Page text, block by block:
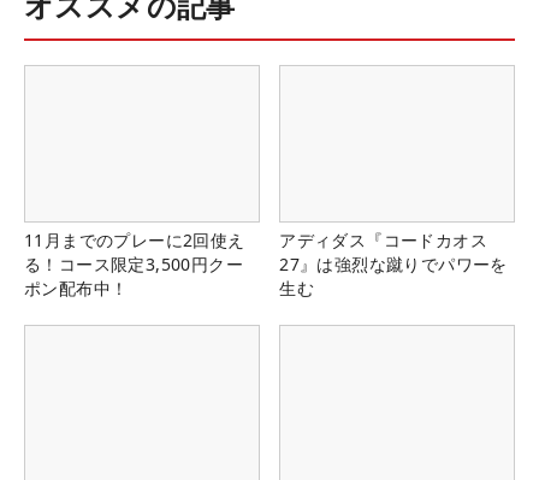
11月までのプレーに2回使え
る！コース限定3,500円クー
ポン配布中！
アディダス『コードカオス
27』は強烈な蹴りでパワーを
生む